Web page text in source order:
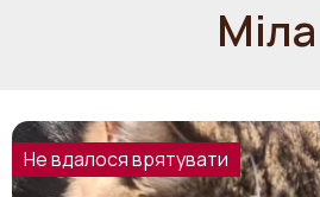
Міла
Не вдалося врятувати